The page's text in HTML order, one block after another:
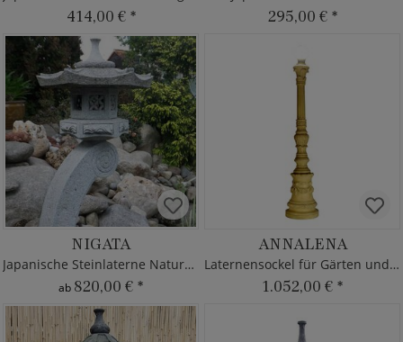
414,00 € * 295,00 € *
NIGATA
Japanische Steinlaterne Naturstein
ab 820,00 € *
ANNALENA
Laternensockel für Gärten und Parks
1.052,00 € *